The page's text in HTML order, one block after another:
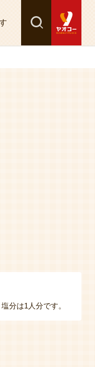
検索
探す
分は1人分です。